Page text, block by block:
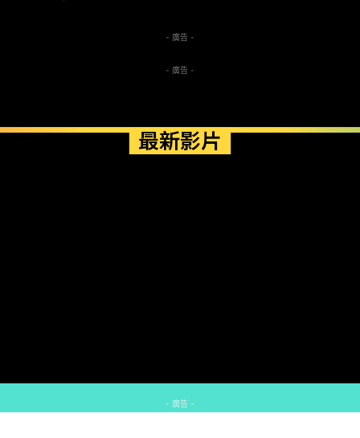
- 廣告 -
- 廣告 -
最新影片
- 廣告 -